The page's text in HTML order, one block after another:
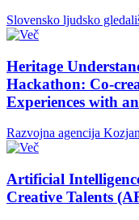
Slovensko ljudsko
Heritage
Hackathon: Co-
Experiences with
Razvojna agencija
Artificial
Creative Talents